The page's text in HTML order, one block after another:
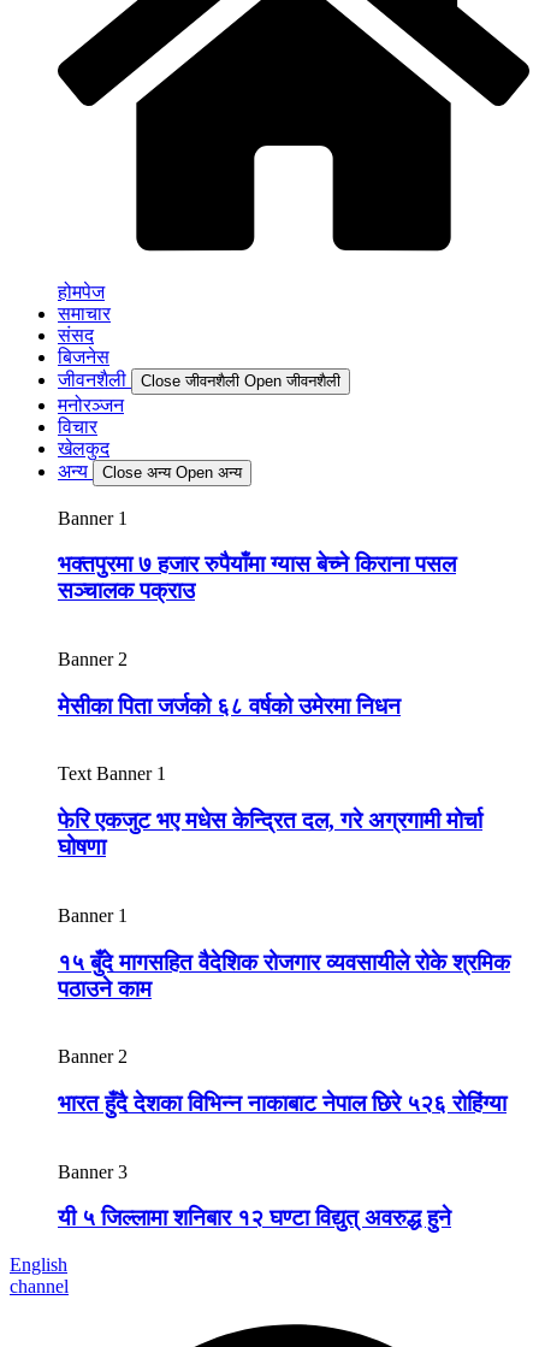
होमपेज
समाचार
संसद
बिजनेस
जीवनशैली
Close जीवनशैली Open जीवनशैली
मनोरञ्जन
विचार
खेलकुद
अन्य
Close अन्य Open अन्य
Banner 1
भक्तपुरमा ७ हजार रुपैयाँमा ग्यास बेच्ने किराना पसल
सञ्चालक पक्राउ
Banner 2
मेसीका पिता जर्जको ६८ वर्षको उमेरमा निधन
Text Banner 1
फेरि एकजुट भए मधेस केन्द्रित दल, गरे अग्रगामी मोर्चा
घोषणा
Banner 1
१५ बुँदे मागसहित वैदेशिक रोजगार व्यवसायीले रोके श्रमिक
पठाउने काम
Banner 2
भारत हुँदै देशका विभिन्न नाकाबाट नेपाल छिरे ५२६ रोहिंग्या
Banner 3
यी ५ जिल्लामा शनिबार १२ घण्टा विद्युत् अवरुद्ध हुने
English
channel